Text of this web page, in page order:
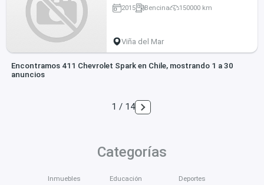
2015 Bencina 150000 km
Viña del Mar
Encontramos 411 Chevrolet Spark en Chile, mostrando 1 a 30
anuncios
1 / 14
Categorías
Inmuebles Educación Deportes